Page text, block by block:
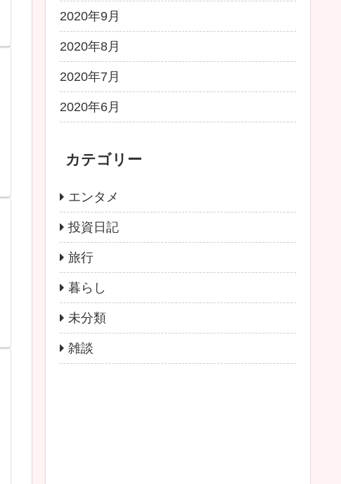
2020年9月
2020年8月
2020年7月
2020年6月
カテゴリー
エンタメ
投資日記
旅行
暮らし
未分類
雑談